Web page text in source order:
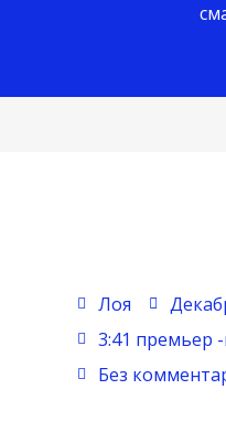
Лоя
3:41 премьер
Без